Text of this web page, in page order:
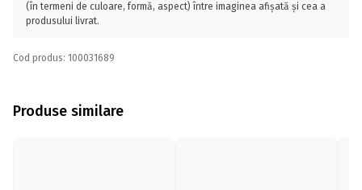
(în termeni de culoare, formă, aspect) între imaginea afișată și cea a
produsului livrat.
Cod produs: 100031689
Produse similare